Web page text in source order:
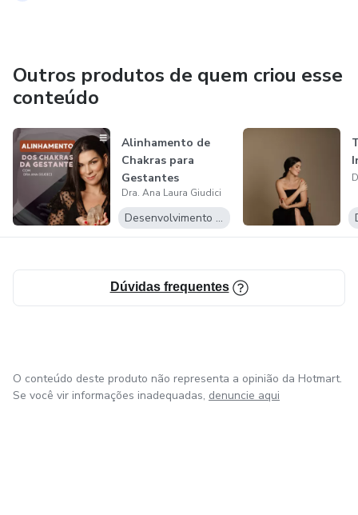
Outros produtos de quem criou esse
conteúdo
Alinhamento de
Chakras para
Gestantes
Dra. Ana Laura Giudici
Desenvolvimento Pessoal
Dúvidas frequentes
O conteúdo deste produto não representa a opinião da Hotmart.
Se você vir informações inadequadas, denuncie aqui